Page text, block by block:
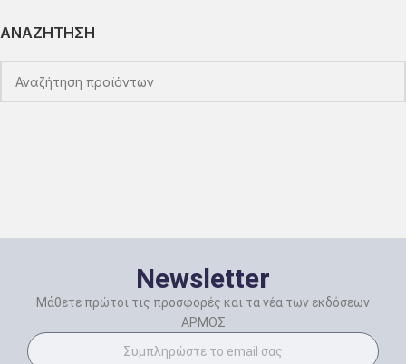
ΑΝΑΖΗΤΗΣΗ
Newsletter
Μάθετε πρώτοι τις προσφορές και τα νέα των εκδόσεων
ΑΡΜΟΣ